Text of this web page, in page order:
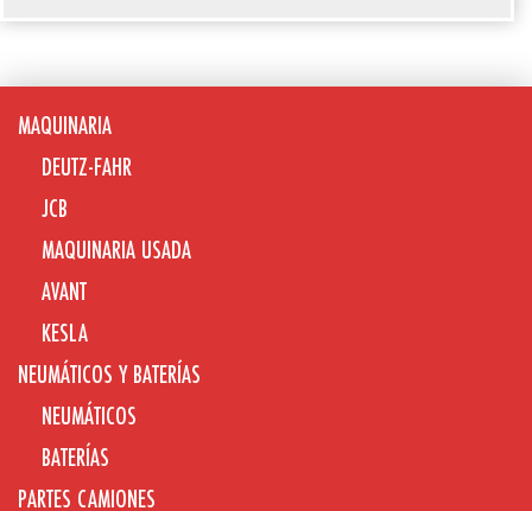
MAQUINARIA
DEUTZ-FAHR
JCB
MAQUINARIA USADA
AVANT
KESLA
NEUMÁTICOS Y BATERÍAS
NEUMÁTICOS
BATERÍAS
PARTES CAMIONES